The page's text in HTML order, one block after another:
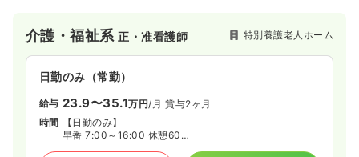
介護・福祉系正・准看護師 特別養護老人ホーム
日勤のみ（常勤）
給与 23.9〜35.1万円/月 賞与2ヶ月
時間
【日勤のみ】
早番 7:00～16:00 休憩60分